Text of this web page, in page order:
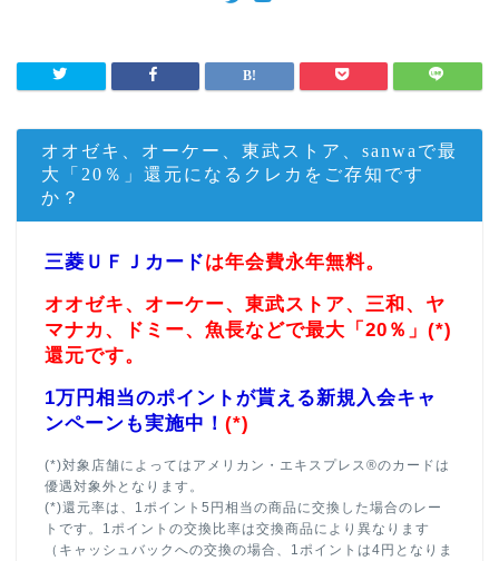
オオゼキ、オーケー、東武ストア、sanwaで最
大「20％」還元になるクレカをご存知です
か？
三菱ＵＦＪカードは年会費永年無料。
オオゼキ、オーケー、東武ストア、三和、ヤ
マナカ、ドミー、魚長などで最大「20％」(*)
還元です。
1万円相当のポイントが貰える新規入会キャ
ンペーンも実施中！ (*)
(*)対象店舗によってはアメリカン・エキスプレス®のカードは
優遇対象外となります。
(*)還元率は、1ポイント5円相当の商品に交換した場合のレー
トです。1ポイントの交換比率は交換商品により異なります
（キャッシュバックへの交換の場合、1ポイントは4円となりま